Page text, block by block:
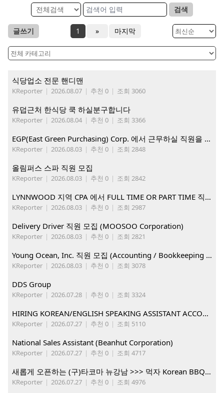
검색
글쓰기 1 » 마지막
식당업소 전문 핸디맨
KReporter | 2026.08.07 | 추천 0 | 조회 3060
유덥근처 한식당 쿡 하실분구합니다
KReporter | 2026.08.04 | 추천 0 | 조회 3366
EGP(East Green Purchasing) Corp. 에서 근무하실 직원을 아래와 같이 모집합니다.
KReporter | 2026.08.03 | 추천 0 | 조회 2848
올림퍼스 스파 직원 모집
KReporter | 2026.08.03 | 추천 0 | 조회 2842
LYNNWOOD 지역 CPA 에서 FULL TIME OR PART TIME 직원을 찾습니다
KReporter | 2026.08.03 | 추천 0 | 조회 2987
Delivery Driver 직원 모집 (MOOSOO Corporation)
KReporter | 2026.08.03 | 추천 0 | 조회 2821
Young Ocean, Inc. 직원 모집 (Accounting / Bookkeeping 분야)
KReporter | 2026.08.03 | 추천 0 | 조회 3078
DDS Group
KReporter | 2026.07.28 | 추천 0 | 조회 3324
HIRING KOREAN/ENGLISH SPEAKING ASSISTANT ACCOUNT MANAGER
KReporter | 2026.07.27 | 추천 0 | 조회 5110
National Sales Assistant (Beanhut Corporation)
KReporter | 2026.07.27 | 추천 0 | 조회 4717
새롭게 오픈하는 (구)타코마 뉴강남 >>> 먹자 Korean BBQ 구인중
KReporter | 2026.07.27 | 추천 0 | 조회 4976